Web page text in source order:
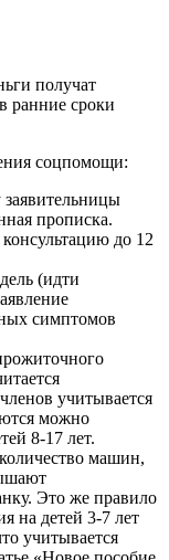
получат
ранние сроки
соцпомощи:
прописка.
до 12
(идти
симптомов
учитывается
можно
8-17 лет.
машин,
Это же правило
на детей 3-7 лет
учитывается